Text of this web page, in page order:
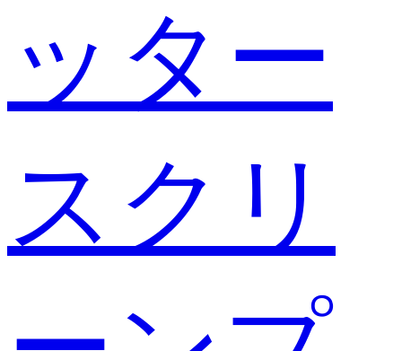
ッター
スクリ